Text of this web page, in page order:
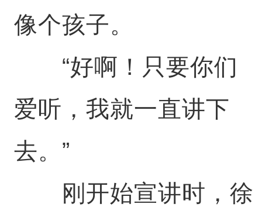
像个孩子。
“好啊！只要你们
爱听，我就一直讲下
去。”
刚开始宣讲时，徐